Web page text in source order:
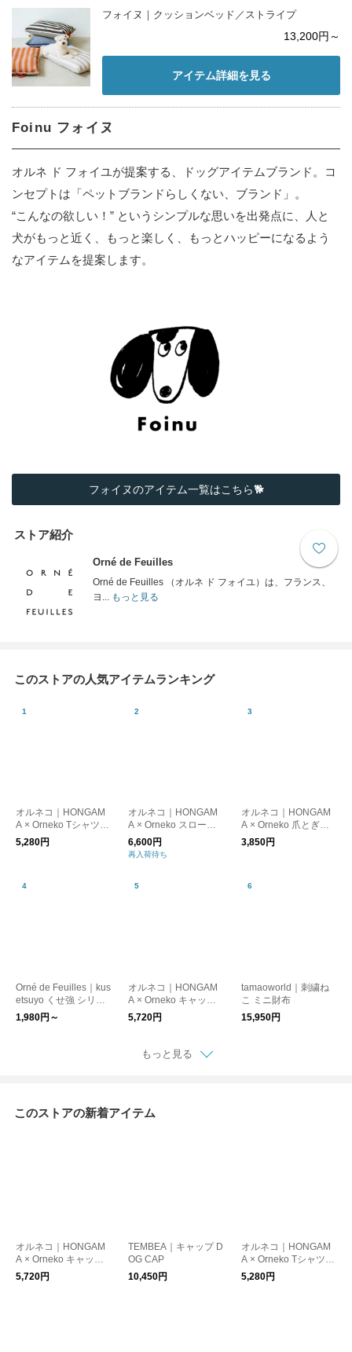
フォイヌ｜クッションベッド／ストライプ
13,200円～
アイテム詳細を見る
Foinu フォイヌ
オルネ ド フォイユが提案する、ドッグアイテムブランド。コ
ンセプトは「ペットブランドらしくない、ブランド」。
“こんなの欲しい！” というシンプルな思いを出発点に、人と
犬がもっと近く、もっと楽しく、もっとハッピーになるよう
なアイテムを提案します。
フォイヌのアイテム一覧はこちら🐕
ストア紹介
Orné de Feuilles
Orné de Feuilles （オルネ ド フォイユ）は、フランス、
ヨ...もっと見る
このストアの人気アイテムランキング
オルネコ｜HONGAM
A × Orneko Tシャツ／
CATS ARE THE BEST
5,280円
オルネコ｜HONGAM
A × Orneko スローケ
ット
6,600円
再入荷待ち
オルネコ｜HONGAM
A × Orneko 爪とぎネ
コハウス
3,850円
Orné de Feuilles｜kus
etsuyo くせ強 シリー
ズ（ポーチ）
1,980円～
オルネコ｜HONGAM
A × Orneko キャップ
／CATS ARE THE BE
ST
5,720円
tamaoworld｜刺繍ね
こ ミニ財布
15,950円
もっと見る
このストアの新着アイテム
オルネコ｜HONGAM
A × Orneko キャップ
／CATS ARE THE BE
ST
5,720円
TEMBEA｜キャップ D
OG CAP
10,450円
オルネコ｜HONGAM
A × Orneko Tシャツ／
NO HUMANS AND D
OGS
5,280円